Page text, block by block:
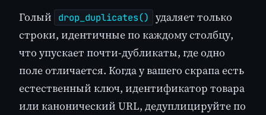
Голый drop_duplicates()
удаляет только
строки, идентичные по каждому столбцу,
что упускает почти-дубликаты, где одно
поле отличается. Когда у вашего скрапа есть
естественный ключ, идентификатор товара
или канонический URL, дедуплицируйте по